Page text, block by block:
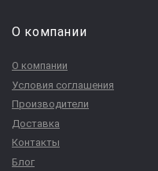
О компании
О компании
Условия соглашения
Производители
Доставка
Контакты
Блог